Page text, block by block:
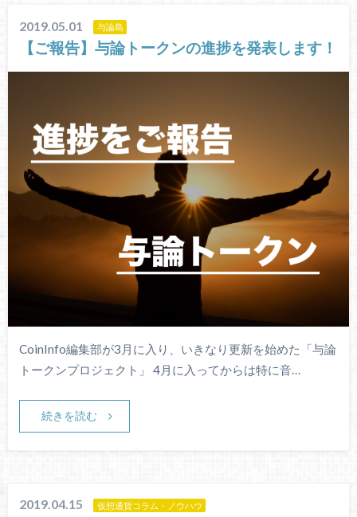
2019.05.01 与論島
【ご報告】与論トークンの進捗を発表します！
CoinInfo編集部が3月に入り、いきなり更新を始めた「与論
トークンプロジェクト」 4月に入ってからは特に音…
続きを読む
2019.04.15 仮想通貨コラム・ノウハウ